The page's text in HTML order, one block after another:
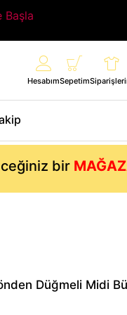
Başla
HesabımSepetim
bir
önden Düğmeli Midi